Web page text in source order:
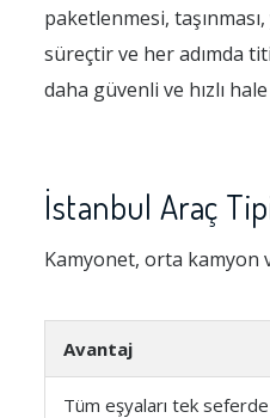
paketlenmesi,
süreçtir ve her adımda
daha güvenli ve hızlı
İstanbul Araç
Kamyonet, orta kamyon
Avantaj
Tüm eşyaları tek seferde